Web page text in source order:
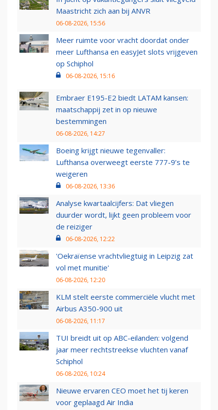
Maastricht zich aan bij ANVR
06-08-2026, 15:56
Meer ruimte voor vracht doordat onder
meer Lufthansa en easyJet slots vrijgeven
op Schiphol
06-08-2026, 15:16
Embraer E195-E2 biedt LATAM kansen:
maatschappij zet in op nieuwe
bestemmingen
06-08-2026, 14:27
Boeing krijgt nieuwe tegenvaller:
Lufthansa overweegt eerste 777-9’s te
weigeren
06-08-2026, 13:36
Analyse kwartaalcijfers: Dat vliegen
duurder wordt, lijkt geen probleem voor
de reiziger
06-08-2026, 12:22
'Oekraïense vrachtvliegtuig in Leipzig zat
vol met munitie'
06-08-2026, 12:20
KLM stelt eerste commerciële vlucht met
Airbus A350-900 uit
06-08-2026, 11:17
TUI breidt uit op ABC-eilanden: volgend
jaar meer rechtstreekse vluchten vanaf
Schiphol
06-08-2026, 10:24
Nieuwe ervaren CEO moet het tij keren
voor geplaagd Air India